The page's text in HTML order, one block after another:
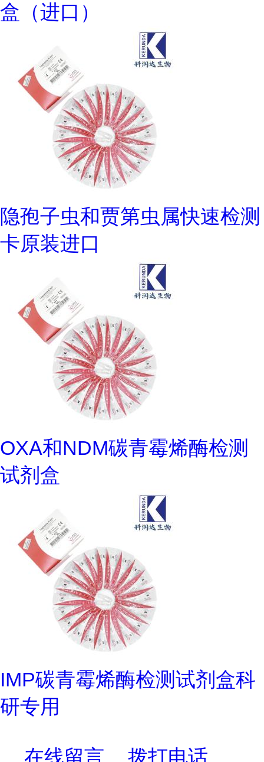
盒（进口）
隐孢子虫和贾第虫属快速检测
卡原装进口
OXA和NDM碳青霉烯酶检测
试剂盒
IMP碳青霉烯酶检测试剂盒科
研专用
在线留言 拨打电话